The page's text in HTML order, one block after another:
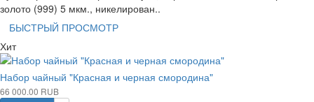
золото (999) 5 мкм., никелирован..
БЫСТРЫЙ ПРОСМОТР
Хит
Набор чайный "Красная и черная смородина"
66 000.00 RUB